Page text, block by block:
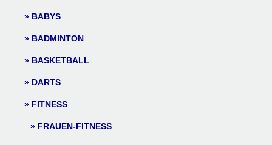
BABYS
BADMINTON
BASKETBALL
DARTS
FITNESS
FRAUEN-FITNESS